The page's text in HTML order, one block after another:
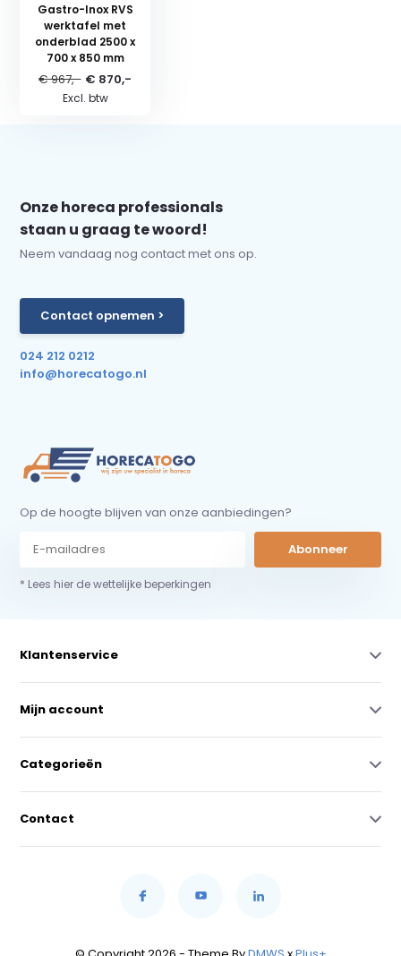
Gastro-Inox RVS
werktafel met
onderblad 2500 x
700 x 850 mm
€ 967,- € 870,-
Excl. btw
Onze horeca professionals
staan u graag te woord!
Neem vandaag nog contact met ons op.
Contact opnemen >
024 212 0212
info@horecatogo.nl
Op de hoogte blijven van onze aanbiedingen?
Abonneer
* Lees hier de wettelijke beperkingen
Klantenservice
Mijn account
Categorieën
Contact